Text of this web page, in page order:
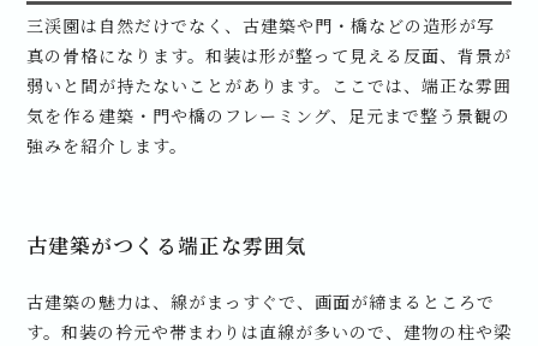
三渓園は自然だけでなく、古建築や門・橋などの造形が写
真の骨格になります。和装は形が整って見える反面、背景が
弱いと間が持たないことがあります。ここでは、端正な雰囲
気を作る建築・門や橋のフレーミング、足元まで整う景観の
強みを紹介します。
古建築がつくる端正な雰囲気
古建築の魅力は、線がまっすぐで、画面が締まるところで
す。和装の衿元や帯まわりは直線が多いので、建物の柱や梁